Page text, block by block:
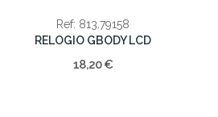
Ref: 813.79158
RELOGIO GBODY LCD
18,20 €